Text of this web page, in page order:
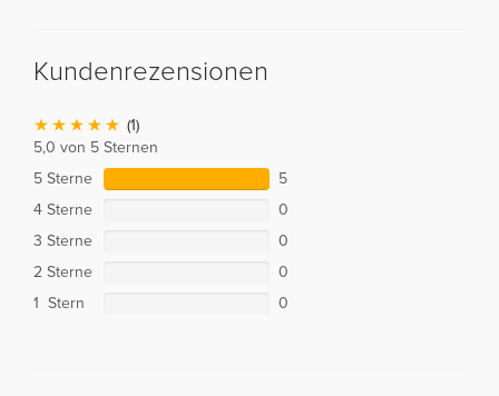
Kundenrezensionen
(1)
5,0 von 5 Sternen
5 Sterne
5
4 Sterne
0
3 Sterne
0
2 Sterne
0
1 Stern
0